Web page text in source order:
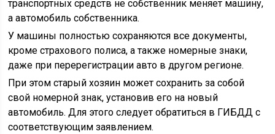
транспортных средств не собственник меняет машину,
а автомобиль собственника.
У машины полностью сохраняются все документы,
кроме страхового полиса, а также номерные знаки,
даже при перерегистрации авто в другом регионе.
При этом старый хозяин может сохранить за собой
свой номерной знак, установив его на новый
автомобиль. Для этого следует обратиться в ГИБДД с
соответствующим заявлением.